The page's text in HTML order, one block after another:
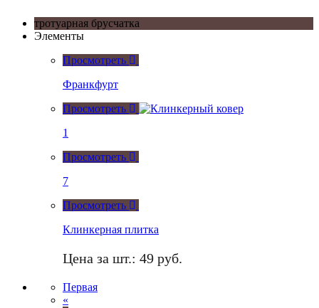
тротуарная брусчатка
Элементы
Просмотреть
Франкфурт
Просмотреть
1
Просмотреть
7
Просмотреть
Клинкерная плитка
Цена за шт.: 49 руб.
Первая
«